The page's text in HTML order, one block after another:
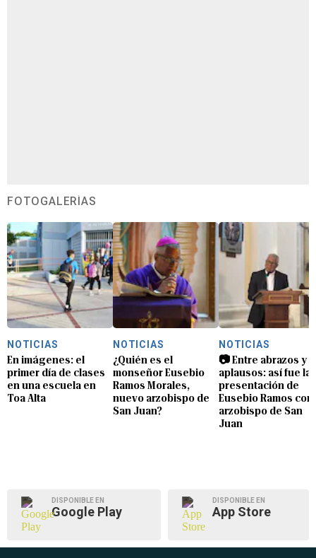
FOTOGALERÍAS
NOTICIAS
En imágenes: el
primer día de clases
en una escuela en
Toa Alta
NOTICIAS
¿Quién es el
monseñor Eusebio
Ramos Morales,
nuevo arzobispo de
San Juan?
NOTICIAS
📷 Entre abrazos y
aplausos: así fue la
presentación de
Eusebio Ramos
arzobispo de San
Juan
DISPONIBLE EN
Google Play
DISPONIBLE EN
App Store